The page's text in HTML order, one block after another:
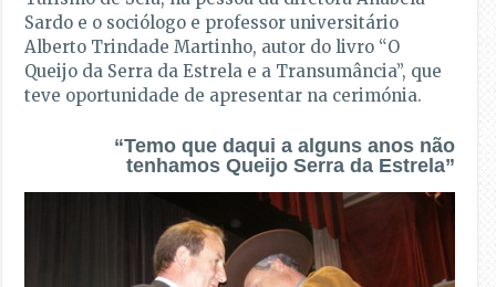
Sardo e o sociólogo e professor universitário
Alberto Trindade Martinho, autor do livro “O
Queijo da Serra da Estrela e a Transumância”, que
teve oportunidade de apresentar na cerimónia.
“Temo que daqui a alguns anos não
tenhamos Queijo Serra da Estrela”